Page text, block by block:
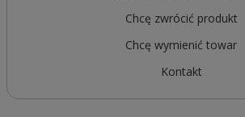
Chcę zwrócić produkt
Chcę wymienić towar
Kontakt